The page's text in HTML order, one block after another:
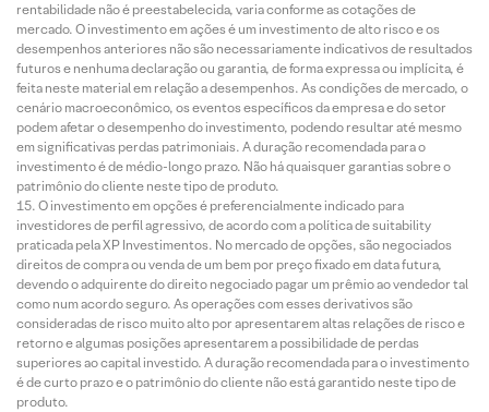
rentabilidade não é preestabelecida, varia conforme as cotações de
mercado. O investimento em ações é um investimento de alto risco e os
desempenhos anteriores não são necessariamente indicativos de resultados
futuros e nenhuma declaração ou garantia, de forma expressa ou implícita, é
feita neste material em relação a desempenhos. As condições de mercado, o
cenário macroeconômico, os eventos específicos da empresa e do setor
podem afetar o desempenho do investimento, podendo resultar até mesmo
em significativas perdas patrimoniais. A duração recomendada para o
investimento é de médio-longo prazo. Não há quaisquer garantias sobre o
patrimônio do cliente neste tipo de produto.
O investimento em opções é preferencialmente indicado para
investidores de perfil agressivo, de acordo com a política de suitability
praticada pela XP Investimentos. No mercado de opções, são negociados
direitos de compra ou venda de um bem por preço fixado em data futura,
devendo o adquirente do direito negociado pagar um prêmio ao vendedor tal
como num acordo seguro. As operações com esses derivativos são
consideradas de risco muito alto por apresentarem altas relações de risco e
retorno e algumas posições apresentarem a possibilidade de perdas
superiores ao capital investido. A duração recomendada para o investimento
é de curto prazo e o patrimônio do cliente não está garantido neste tipo de
produto.